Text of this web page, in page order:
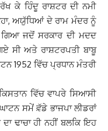
ਕੇ ਹਿੰਦੂ ਰਾਸ਼ਟਰ ਦੀ ਨਮੀ
ਅਯੁੱਧਿਆਂ ਦੇ ਰਾਮ ਮੰਦਰ ਨੂੰ
ਗਿਆ ਜਦੋਂ ਸਰਕਾਰ ਦੀ ਮਦਦ
ਸੀ ਅਤੇ ਰਾਸ਼ਟਰਪਤੀ ਬਾਬੂ
1952 ਵਿੱਚ ਪ੍ਰਧਾਨ ਮੰਤਰੀ
ਵਿੱਚ ਵਾਪਰੇ ਸਿਆਸੀ
ਸਮੇਂ ਵ਼ੱਡੇ ਭਾਜਪਾ ਲੀਡਰਾਂ
ਢਾਚਾ ਹੀ ਨਹੀਂ ਬਲਕਿ ਇਹ